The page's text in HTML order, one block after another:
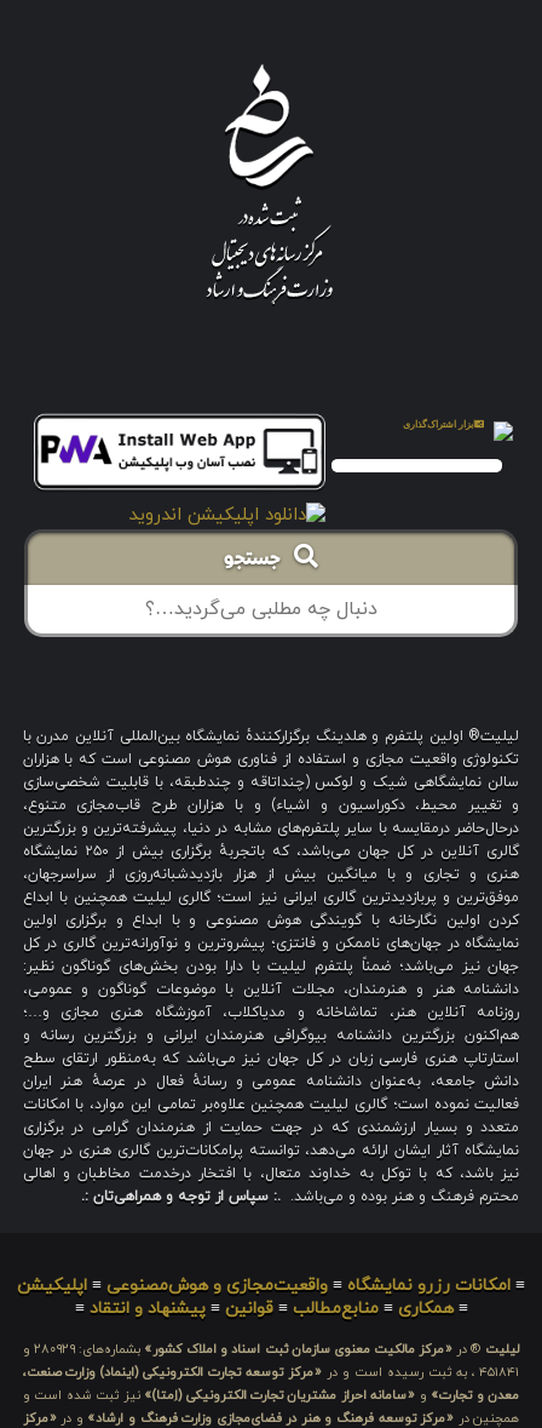
جستجو
لیلیت® اولین پلتفرم و هلدینگ برگزارکنندهٔ نمایشگاه بین‌المللی آنلاین مدرن با
تکنولوژی واقعیت مجازی و استفاده از فناوری هوش مصنوعی است که با هزاران
سالن نمایشگاهی شیک و لوکس (چنداتاقه و چندطبقه، با قابلیت شخصی‌سازی
و تغییر محیط، دکوراسیون و اشیاء) و با هزاران طرح قاب‌مجازی متنوع،
درحال‌حاضر درمقایسه با سایر پلتفرم‌های مشابه در دنیا، پیشرفته‌ترین و بزرگترین
گالری آنلاین در کل جهان می‌باشد، که باتجربهٔ برگزاری بیش از ۲۵۰ نمایشگاه
هنری و تجاری و با میانگین بیش از هزار بازدیدشبانه‌روزی از سراسرجهان،
موفق‌ترین و پربازدیدترین گالری ایرانی نیز است؛ گالری لیلیت همچنین با ابداع
کردن اولین نگارخانه با گویندگی هوش مصنوعی و با ابداع و برگزاری اولین
نمایشگاه در جهان‌های ناممکن و فانتزی؛ پیشروترین و نوآورانه‌ترین گالری در کل
جهان نیز می‌باشد؛ ضمناً پلتفرم لیلیت با دارا بودن بخش‌های گوناگون نظیر:
دانشنامه هنر و هنرمندان، مجلات آنلاین با موضوعات گوناگون و عمومی،
روزنامه آنلاین هنر، تماشاخانه و مدیاکلاب، آموزشگاه هنری مجازی و…؛
هم‌اکنون بزرگترین دانشنامه بیوگرافی هنرمندان ایرانی و بزرگترین رسانه و
استارتاپ هنری فارسی زبان در کل جهان نیز می‌باشد که به‌منظور ارتقای سطح
دانش جامعه، به‌عنوان دانشنامه عمومی و رسانهٔ فعال در عرصهٔ هنر ایران
فعالیت نموده است؛ گالری لیلیت همچنین علاوه‌بر تمامی این موارد، با امکانات
متعدد و بسیار ارزشمندی که در جهت حمایت از هنرمندان گرامی در برگزاری
نمایشگاه آثار ایشان ارائه می‌دهد، توانسته پرامکانات‌ترین گالری هنری در جهان
نیز باشد، که با توکل به خداوند متعال، با افتخار درخدمت مخاطبان و اهالی
محترم فرهنگ و هنر بوده و می‌باشد. .: سپاس از توجه و همراهی‌تان :.
≡ امکانات رزرو نمایشگاه ≡ واقعیت‌مجازی و هوش‌مصنوعی ≡ اپلیکیشن
≡همکاری ≡منابع‌مطالب ≡قوانین ≡پیشنهاد و انتقاد ≡
لیلیت ® در «مرکز مالکیت معنوی سازمان ثبت اسناد و املاک کشور»
بشماره‌های: ۲۸۰۹۲۹ و
۴۵۱۸۴۱ ، به ثبت رسیده است و در
«مرکز توسعه تجارت الکترونیکی (اینماد) وزارت صنعت،
معدن و تجارت» و «سامانه احراز مشتریان تجارت الکترونیکی (اِمتا)» نیز ثبت شده است و
همچنین در «مرکز توسعه فرهنگ و هنر در فضای‌مجازی وزارت فرهنگ و ارشاد» و در«مرکز